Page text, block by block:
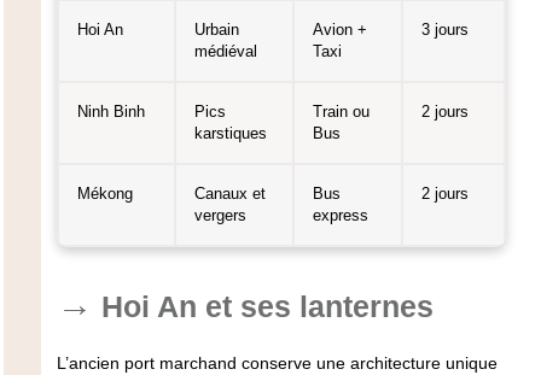
Hoi An
Urbain
médiéval
Avion +
Taxi
3 jours
Ninh Binh
Pics
karstiques
Train ou
Bus
2 jours
Mékong
Canaux et
vergers
Bus
express
2 jours
Hoi An et ses lanternes
L’ancien port marchand conserve une architecture unique